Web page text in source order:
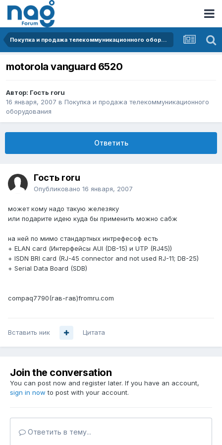
Покупка и продажа телекоммуникационного оборудования
motorola vanguard 6520
Автор: Гость roru
16 января, 2007 в Покупка и продажа телекоммуникационного
оборудования
Ответить
Гость roru
Опубликовано 16 января, 2007
может кому надо такую железяку
или подарите идею куда бы применить можно сабж
на ней по мимо стандартных интрефесоф есть
+ ELAN card (Интерфейсы AUI (DB-15) и UTP (RJ45))
+ ISDN BRI card (RJ-45 connector and not used RJ-11; DB-25)
+ Serial Data Board (SDB)
compaq7790(гав-гав)fromru.com
Вставить ник Цитата
Join the conversation
You can post now and register later. If you have an account,
sign in now to post with your account.
Ответить в тему...